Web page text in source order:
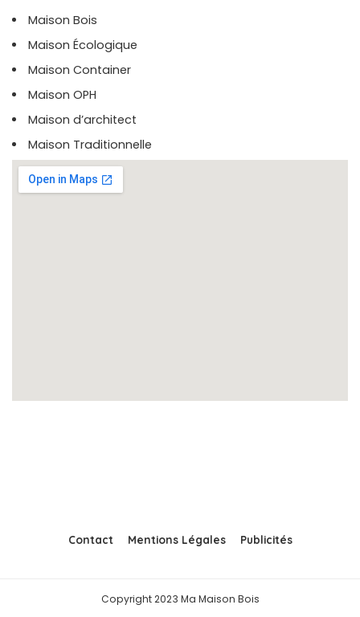
Maison Bois
Maison Écologique
Maison Container
Maison OPH
Maison d’architect
Maison Traditionnelle
Contact Mentions Légales Publicités
Copyright 2023 Ma Maison Bois